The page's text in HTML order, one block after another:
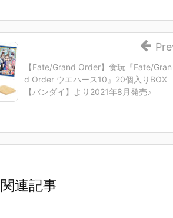
【Fate/Grand Order】食玩『Fate/Gran
d Order ウエハース10』20個入りBOX
【バンダイ】より2021年8月発売♪
関連記事